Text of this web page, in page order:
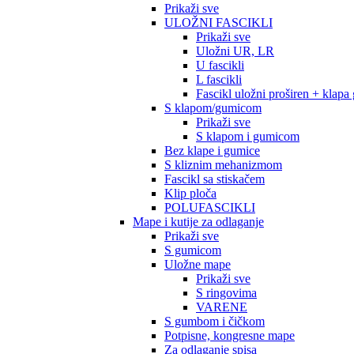
Prikaži sve
ULOŽNI FASCIKLI
Prikaži sve
Uložni UR, LR
U fascikli
L fascikli
Fascikl uložni proširen + klapa
S klapom/gumicom
Prikaži sve
S klapom i gumicom
Bez klape i gumice
S kliznim mehanizmom
Fascikl sa stiskačem
Klip ploča
POLUFASCIKLI
Mape i kutije za odlaganje
Prikaži sve
S gumicom
Uložne mape
Prikaži sve
S ringovima
VARENE
S gumbom i čičkom
Potpisne, kongresne mape
Za odlaganje spisa